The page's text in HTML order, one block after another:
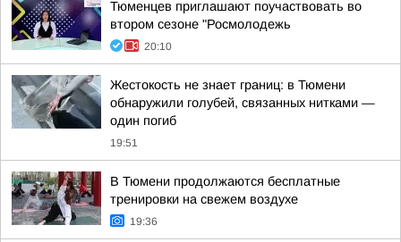
Тюменцев приглашают поучаствовать во
втором сезоне "Росмолодежь
20:10
Жестокость не знает границ: в Тюмени
обнаружили голубей, связанных нитками —
один погиб
19:51
В Тюмени продолжаются бесплатные
тренировки на свежем воздухе
19:36